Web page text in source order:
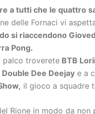
a tutti che le quattro
delle Fornaci vi
si riaccendono
Pong.
palco troverete BTB
Dee Deejay e a
il gioco a squadre
Rione in modo da non